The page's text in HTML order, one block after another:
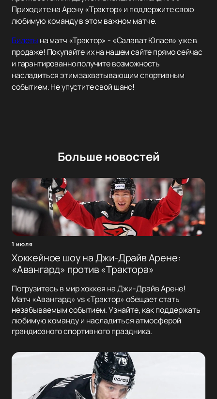
Приходите на Арену «Трактор» и поддержите свою
любимую команду в этом важном матче.
Билеты на матч «Трактор» - «Салават Юлаев» уже в
продаже! Покупайте их на нашем сайте прямо сейчас
и гарантированно получите возможность
насладиться этим захватывающим спортивным
событием. Не упустите свой шанс!
Больше новостей
1 июля
Хоккейное шоу на Джи-Драйв Арене:
«Авангард» против «Трактора»
Погрузитесь в мир хоккея на Джи-Драйв Арене!
Матч «Авангард» vs «Трактор» обещает стать
незабываемым событием. Узнайте, как поддержать
любимую команду и насладиться атмосферой
грандиозного спортивного праздника.